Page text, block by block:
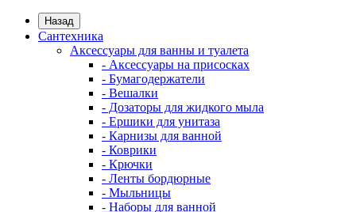
Назад
Сантехника
Аксессуары для ванны и туалета
- Аксессуары на присосках
- Бумагодержатели
- Вешалки
- Дозаторы для жидкого мыла
- Ершики для унитаза
- Карнизы для ванной
- Коврики
- Крючки
- Ленты бордюрные
- Мыльницы
- Наборы для ванной